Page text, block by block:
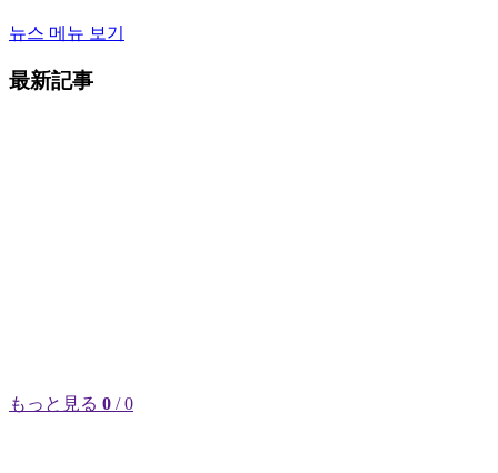
뉴스 메뉴 보기
最新記事
もっと見る 0 / 0